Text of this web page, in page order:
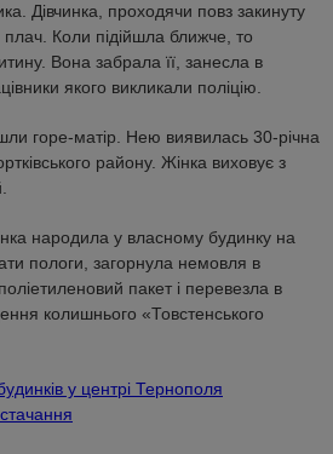
Дівчинка, проходячи повз закинуту
Коли підійшла ближче, то
Вона забрала її, занесла в
якого викликали поліцію.
горе-матір. Нею виявилась 30-річна
району. Жінка виховує з
народила у власному будинку на
пологи, загорнула немовля в
пакет і перевезла в
колишнього «Товстенського
у центрі Тернополя